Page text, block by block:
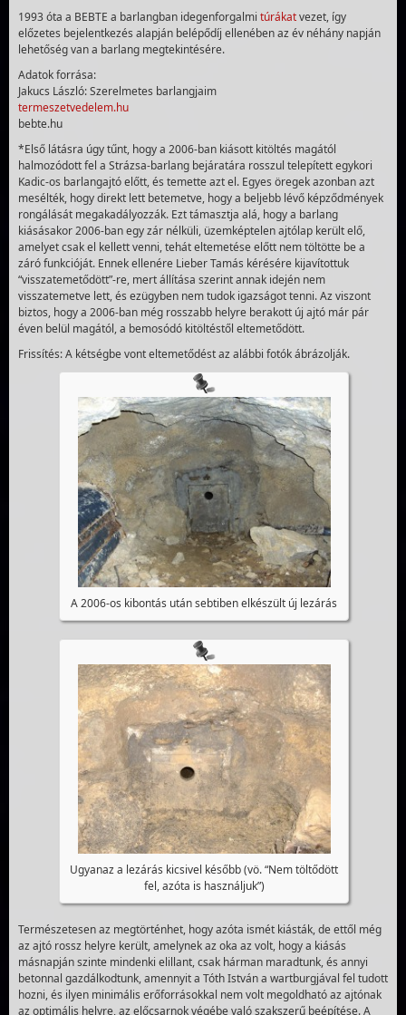
1993 óta a BEBTE a barlangban idegenforgalmi túrákatvezet, így
előzetes bejelentkezés alapján belépődíj ellenében az év néhány napján
lehetőség van a barlang megtekintésére.
Adatok forrása:
Jakucs László: Szerelmetes barlangjaim
termeszetvedelem.hu
bebte.hu
*Első látásra úgy tűnt, hogy a 2006-ban kiásott kitöltés magától
halmozódott fel a Strázsa-barlang bejáratára rosszul telepített egykori
Kadic-os barlangajtó előtt, és temette azt el. Egyes öregek azonban azt
mesélték, hogy direkt lett betemetve, hogy a beljebb lévő képződmények
rongálását megakadályozzák. Ezt támasztja alá, hogy a barlang
kiásásakor 2006-ban egy zár nélküli, üzemképtelen ajtólap került elő,
amelyet csak el kellett venni, tehát eltemetése előtt nem töltötte be a
záró funkcióját. Ennek ellenére Lieber Tamás kérésére kijavítottuk
“visszatemetődött”-re, mert állítása szerint annak idején nem
visszatemetve lett, és ezügyben nem tudok igazságot tenni. Az viszont
biztos, hogy a 2006-ban még rosszabb helyre berakott új ajtó már pár
éven belül magától, a bemosódó kitöltéstől eltemetődött.
Frissítés: A kétségbe vont eltemetődést az alábbi fotók ábrázolják.
A 2006-os kibontás után sebtiben elkészült új lezárás
Ugyanaz a lezárás kicsivel később (vö. “Nem töltődött
fel, azóta is használjuk”)
Természetesen az megtörténhet, hogy azóta ismét kiásták, de ettől még
az ajtó rossz helyre került, amelynek az oka az volt, hogy a kiásás
másnapján szinte mindenki elillant, csak hárman maradtunk, és annyi
betonnal gazdálkodtunk, amennyit a Tóth István a wartburgjával fel tudott
hozni, és ilyen minimális erőforrásokkal nem volt megoldható az ajtónak
az optimális helyre, az előcsarnok végébe való szakszerű beépítése. A